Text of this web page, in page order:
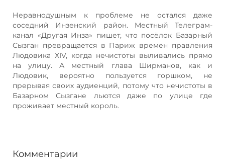
Неравнодушным к проблеме не остался даже
соседний Инзенский район. Местный Телеграм-
канал «Другая Инза» пишет, что посёлок Базарный
Сызган превращается в Париж времен правления
Людовика XIV, когда нечистоты выливались прямо
на улицу. А местный глава Ширманов, как и
Людовик, вероятно пользуется горшком, не
прерывая своих аудиенций, потому что нечистоты в
Базарном Сызгане льются даже по улице где
проживает местный король.
Комментарии